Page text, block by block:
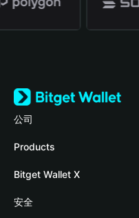
公司
關於 Bitget Wallet
部落格
學院
Products
Crypto Card
Stablecoin Earn
Bitget Wallet X
開發者文件
安全